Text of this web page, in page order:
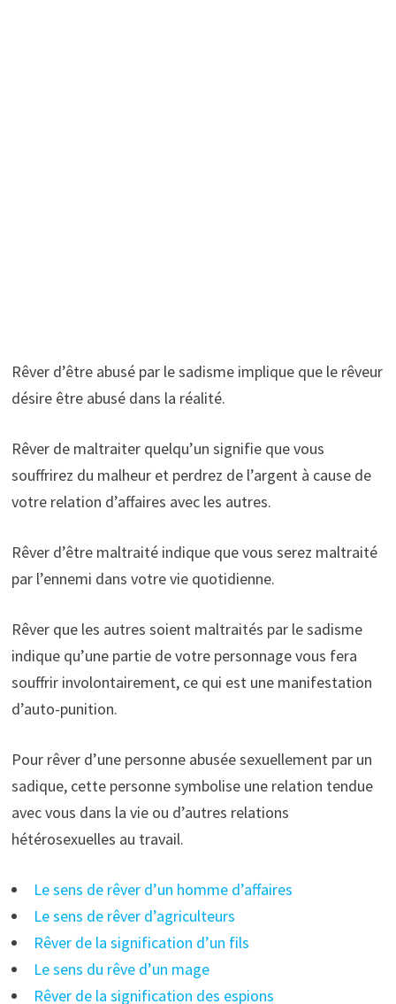
Rêver d’être abusé par le sadisme implique que le rêveur
désire être abusé dans la réalité.
Rêver de maltraiter quelqu’un signifie que vous
souffrirez du malheur et perdrez de l’argent à cause de
votre relation d’affaires avec les autres.
Rêver d’être maltraité indique que vous serez maltraité
par l’ennemi dans votre vie quotidienne.
Rêver que les autres soient maltraités par le sadisme
indique qu’une partie de votre personnage vous fera
souffrir involontairement, ce qui est une manifestation
d’auto-punition.
Pour rêver d’une personne abusée sexuellement par un
sadique, cette personne symbolise une relation tendue
avec vous dans la vie ou d’autres relations
hétérosexuelles au travail.
Le sens de rêver d’un homme d’affaires
Le sens de rêver d’agriculteurs
Rêver de la signification d’un fils
Le sens du rêve d’un mage
Rêver de la signification des espions